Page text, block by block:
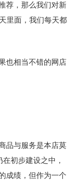
荐，那么我们对新
里面，我们每天都
也相当不错的网店
品与服务是本店莫
初步建设之中，
成绩，但作为一个